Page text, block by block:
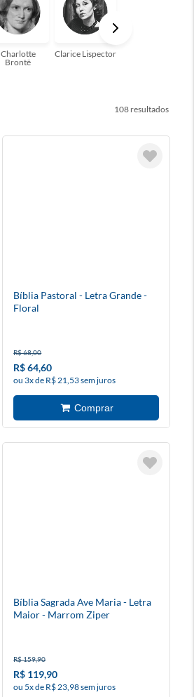
Charlotte
Brontë
Clarice Lispector
108
Bíblia Pastoral - Letra Grande -
Floral
R$ 68,00
R$ 64,60
ou 3x de R$ 21,53 sem juros
Bíblia Sagrada Ave Maria - Letra
Maior - Marrom Ziper
R$ 159,90
R$ 119,90
ou 5x de R$ 23,98 sem juros